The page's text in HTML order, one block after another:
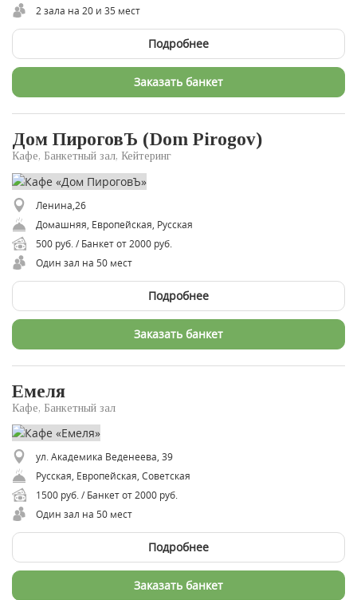
2 зала на 20 и 35 мест
Подробнее
Заказать банкет
Дом ПироговЪ (Dom Pirogov)
Кафе, Банкетный зал, Кейтеринг
Ленина,26
Домашняя, Европейская, Русская
500 руб. / Банкет от 2000 руб.
Один зал на 50 мест
Подробнее
Заказать банкет
Емеля
Кафе, Банкетный зал
ул. Академика Веденеева, 39
Русская, Европейская, Советская
1500 руб. / Банкет от 2000 руб.
Один зал на 50 мест
Подробнее
Заказать банкет